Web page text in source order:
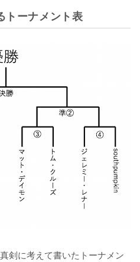
トーナメント表
剣に考えて書いたトーナメン